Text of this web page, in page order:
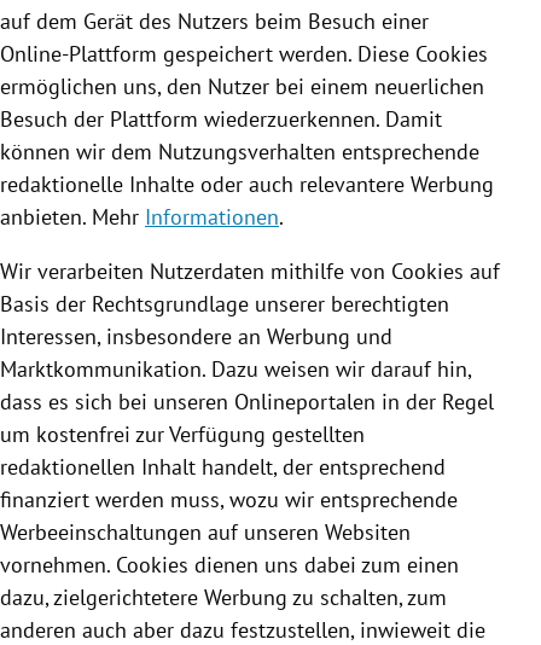
auf dem Gerät des Nutzers beim Besuch einer
Online-Plattform gespeichert werden. Diese Cookies
ermöglichen uns, den Nutzer bei einem neuerlichen
Besuch der Plattform wiederzuerkennen. Damit
können wir dem Nutzungsverhalten entsprechende
redaktionelle Inhalte oder auch relevantere Werbung
anbieten. Mehr Informationen.
Wir verarbeiten Nutzerdaten mithilfe von Cookies auf
Basis der Rechtsgrundlage unserer berechtigten
Interessen, insbesondere an Werbung und
Marktkommunikation. Dazu weisen wir darauf hin,
dass es sich bei unseren Onlineportalen in der Regel
um kostenfrei zur Verfügung gestellten
redaktionellen Inhalt handelt, der entsprechend
finanziert werden muss, wozu wir entsprechende
Werbeeinschaltungen auf unseren Websiten
vornehmen. Cookies dienen uns dabei zum einen
dazu, zielgerichtetere Werbung zu schalten, zum
anderen auch aber dazu festzustellen, inwieweit die